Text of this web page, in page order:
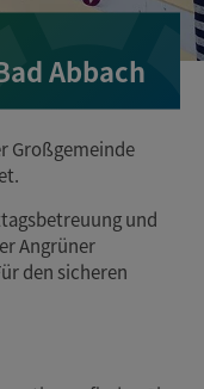
Abbach
Großgemeinde
und
Angrüner
den sicheren